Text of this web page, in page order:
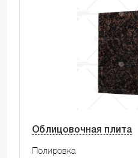
Облицовочная плита
Полировка